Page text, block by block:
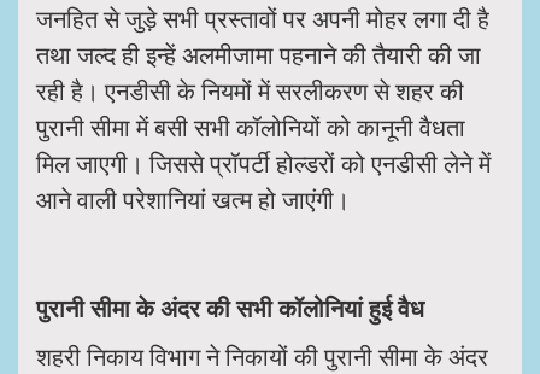
जनहित से जुड़े सभी प्रस्तावों पर अपनी मोहर लगा दी है
तथा जल्द ही इन्हें अलमीजामा पहनाने की तैयारी की जा
रही है। एनडीसी के नियमों में सरलीकरण से शहर की
पुरानी सीमा में बसी सभी कॉलोनियों को कानूनी वैधता
मिल जाएगी। जिससे प्रॉपर्टी होल्डरों को एनडीसी लेने में
आने वाली परेशानियां खत्म हो जाएंगी।
पुरानी सीमा के अंदर की सभी कॉलोनियां हुई वैध
शहरी निकाय विभाग ने निकायों की पुरानी सीमा के अंदर